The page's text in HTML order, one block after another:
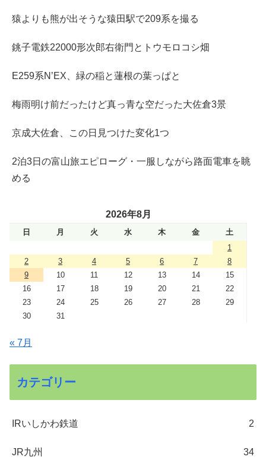
猿よりも熊が出そうな猿田駅で209系を撮る
銚子電鉄22000形次郎右衛門とトウモロコシ畑
E259系N’EX、緑の稲と蓮根の葉っぱと
梅雨明け前だったけど真っ青な空だった大佐倉3景
京成大佐倉、この日見つけた変化1つ
2泊3日の富山旅エピローグ・一服しながら路面電車を眺
める
2026年8月
日 月 火 水 木 金
土
1
2
3 4 5 6 7
8
9
10 11 12 13 14
15
16
17 18 19 20 21
22
23
24 25 26 27 28
29
30
31
« 7月
カテゴリー
IRいしかわ鉄道 2
JR九州 34